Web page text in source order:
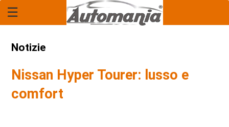
Home Page
Economia
☰
Notizie
Nissan Hyper Tourer: lusso e
comfort